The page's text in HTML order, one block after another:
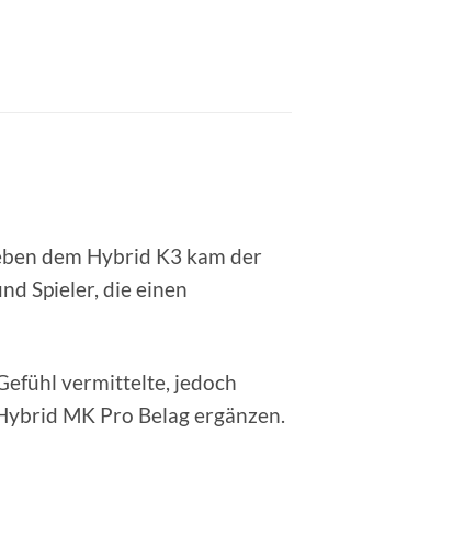
dem Hybrid K3 kam der
Spieler, die einen
vermittelte, jedoch
MK Pro Belag ergänzen.